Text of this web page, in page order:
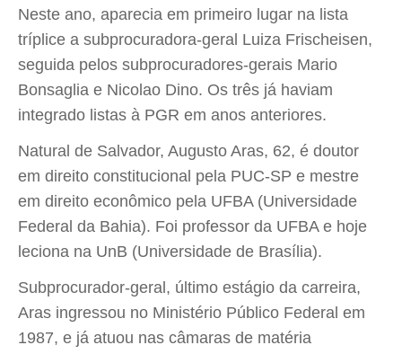
Neste ano, aparecia em primeiro lugar na lista
tríplice a subprocuradora-geral Luiza Frischeisen,
seguida pelos subprocuradores-gerais Mario
Bonsaglia e Nicolao Dino. Os três já haviam
integrado listas à PGR em anos anteriores.
Natural de Salvador, Augusto Aras, 62, é doutor
em direito constitucional pela PUC-SP e mestre
em direito econômico pela UFBA (Universidade
Federal da Bahia). Foi professor da UFBA e hoje
leciona na UnB (Universidade de Brasília).
Subprocurador-geral, último estágio da carreira,
Aras ingressou no Ministério Público Federal em
1987, e já atuou nas câmaras de matéria